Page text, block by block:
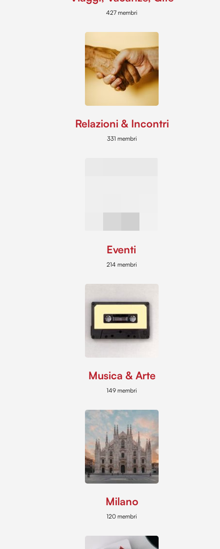
427 membri
Relazioni & Incontri
331 membri
Eventi
214 membri
Musica & Arte
149 membri
Milano
120 membri